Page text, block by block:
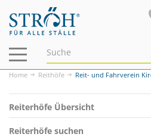
Navigation
ein-/ausblenden
Home Reithöfe Reit- und Fahrverein
Reiterhöfe Übersicht
Reiterhöfe suchen